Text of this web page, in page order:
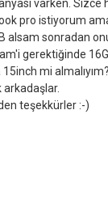
varken. Sizce
pro istiyorum
alsam sonradan
gerektiğinde
15inch mi
arkadaşlar.
teşekkürler :-)